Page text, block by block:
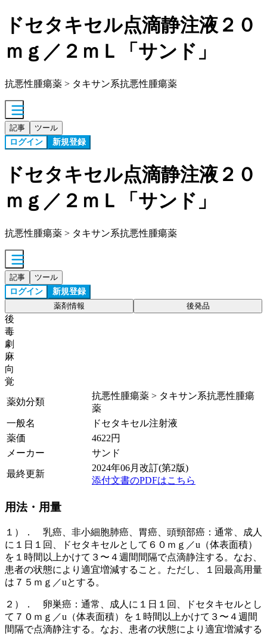
ドセタキセル点滴静注液２０
ｍｇ／２ｍＬ「サンド」
抗悪性腫瘍薬 > タキサン系抗悪性腫瘍薬
記事 ツール
ログイン 新規登録
ドセタキセル点滴静注液２０
ｍｇ／２ｍＬ「サンド」
抗悪性腫瘍薬 > タキサン系抗悪性腫瘍薬
記事 ツール
ログイン 新規登録
薬剤情報 後発品
後
毒
劇
麻
向
覚
薬効分類
抗悪性腫瘍薬 > タキサン系抗悪性腫瘍
薬
一般名
ドセタキセル注射液
薬価
4622円
メーカー
サンド
最終更新
2024年06月改訂(第2版)
添付文書のPDFはこちら
用法・用量
１）． 乳癌、非小細胞肺癌、胃癌、頭頸部癌：通常、成人
に１日１回、ドセタキセルとして６０ｍｇ／u（体表面積）
を１時間以上かけて３〜４週間間隔で点滴静注する。なお、
患者の状態により適宜増減すること。ただし、１回最高用量
は７５ｍｇ／uとする。
２）． 卵巣癌：通常、成人に１日１回、ドセタキセルとし
て７０ｍｇ／u（体表面積）を１時間以上かけて３〜４週間
間隔で点滴静注する。なお、患者の状態により適宜増減する